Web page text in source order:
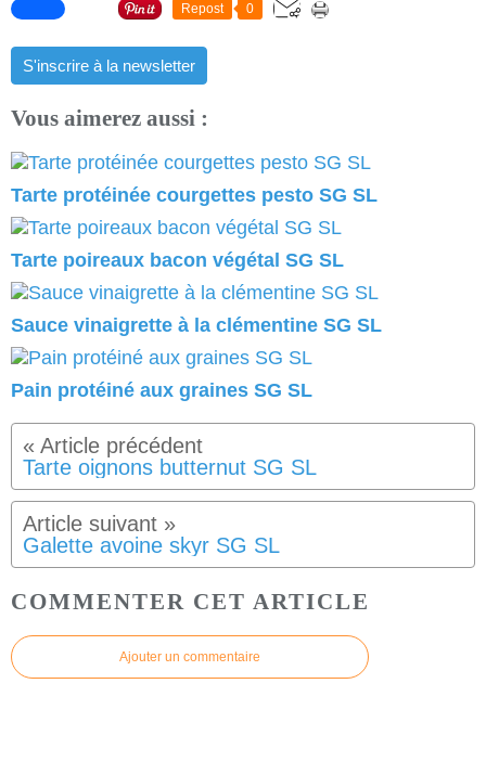
Repost 0
S'inscrire à la newsletter
Vous aimerez aussi :
Tarte protéinée courgettes pesto SG SL
Tarte poireaux bacon végétal SG SL
Sauce vinaigrette à la clémentine SG SL
Pain protéiné aux graines SG SL
Tarte oignons butternut SG SL
Galette avoine skyr SG SL
COMMENTER CET ARTICLE
Ajouter un commentaire